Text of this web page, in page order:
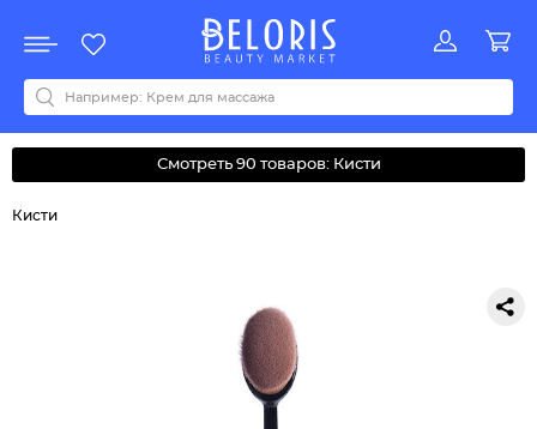
Акции
Все бренды
0-9ABCDEFGHIJKLMNOPQRSTUVWYZАБВДЗИМОКЛНПРСТУФ
Смотреть 90 товаров: Кисти
Кисти